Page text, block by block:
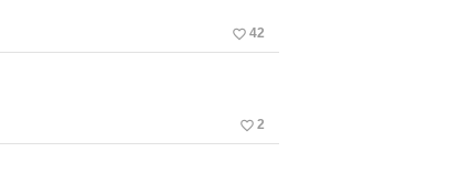
favorite_border 42
favorite_border 2